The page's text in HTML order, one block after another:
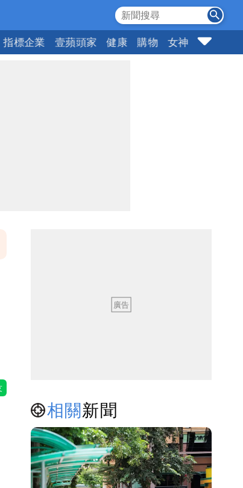
指標企業 壹蘋頭家 健康 購物 女神 10點強打
相關新聞